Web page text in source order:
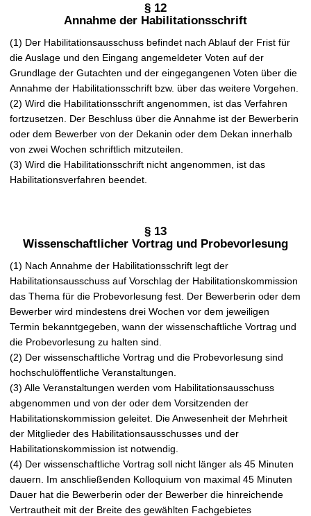
§ 12
Annahme der Habilitationsschrift
(1) Der Habilitationsausschuss befindet nach Ablauf der Frist für
die Auslage und den Eingang angemeldeter Voten auf der
Grundlage der Gutachten und der eingegangenen Voten über die
Annahme der Habilitationsschrift bzw. über das weitere Vorgehen.
(2) Wird die Habilitationsschrift angenommen, ist das Verfahren
fortzusetzen. Der Beschluss über die Annahme ist der Bewerberin
oder dem Bewerber von der Dekanin oder dem Dekan innerhalb
von zwei Wochen schriftlich mitzuteilen.
(3) Wird die Habilitationsschrift nicht angenommen, ist das
Habilitationsverfahren beendet.
§ 13
Wissenschaftlicher Vortrag und Probevorlesung
(1) Nach Annahme der Habilitationsschrift legt der
Habilitationsausschuss auf Vorschlag der Habilitationskommission
das Thema für die Probevorlesung fest. Der Bewerberin oder dem
Bewerber wird mindestens drei Wochen vor dem jeweiligen
Termin bekanntgegeben, wann der wissenschaftliche Vortrag und
die Probevorlesung zu halten sind.
(2) Der wissenschaftliche Vortrag und die Probevorlesung sind
hochschulöffentliche Veranstaltungen.
(3) Alle Veranstaltungen werden vom Habilitationsausschuss
abgenommen und von der oder dem Vorsitzenden der
Habilitationskommission geleitet. Die Anwesenheit der Mehrheit
der Mitglieder des Habilitationsausschusses und der
Habilitationskommission ist notwendig.
(4) Der wissenschaftliche Vortrag soll nicht länger als 45 Minuten
dauern. Im anschließenden Kolloquium von maximal 45 Minuten
Dauer hat die Bewerberin oder der Bewerber die hinreichende
Vertrautheit mit der Breite des gewählten Fachgebietes